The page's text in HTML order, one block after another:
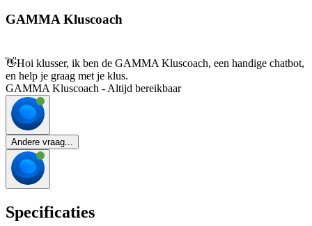
GAMMA Kluscoach
👋Hoi klusser, ik ben de GAMMA Kluscoach, een handige chatbot,
en help je graag met je klus.
GAMMA Kluscoach - Altijd bereikbaar
Andere vraag...
Specificaties